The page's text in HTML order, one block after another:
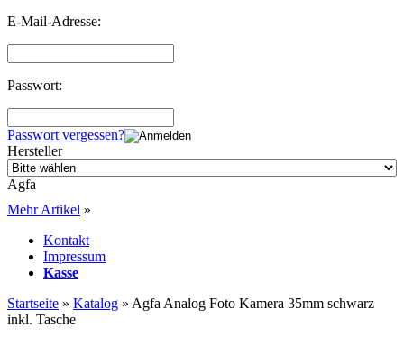
E-Mail-Adresse:
Passwort:
Passwort vergessen?
Hersteller
Agfa
Mehr Artikel »
Kontakt
Impressum
Kasse
Startseite » Katalog » Agfa Analog Foto Kamera 35mm schwarz
inkl. Tasche